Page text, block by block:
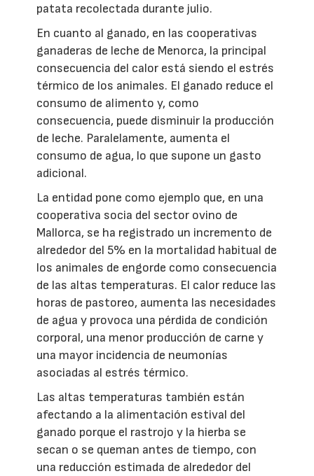
patata recolectada durante julio.
En cuanto al ganado, en las cooperativas
ganaderas de leche de Menorca, la principal
consecuencia del calor está siendo el estrés
térmico de los animales. El ganado reduce el
consumo de alimento y, como
consecuencia, puede disminuir la producción
de leche. Paralelamente, aumenta el
consumo de agua, lo que supone un gasto
adicional.
La entidad pone como ejemplo que, en una
cooperativa socia del sector ovino de
Mallorca, se ha registrado un incremento de
alrededor del 5% en la mortalidad habitual de
los animales de engorde como consecuencia
de las altas temperaturas. El calor reduce las
horas de pastoreo, aumenta las necesidades
de agua y provoca una pérdida de condición
corporal, una menor producción de carne y
una mayor incidencia de neumonías
asociadas al estrés térmico.
Las altas temperaturas también están
afectando a la alimentación estival del
ganado porque el rastrojo y la hierba se
secan o se queman antes de tiempo, con
una reducción estimada de alrededor del